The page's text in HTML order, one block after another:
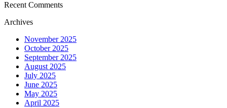
Recent Comments
Archives
November 2025
October 2025
September 2025
August 2025
July 2025
June 2025
May 2025
April 2025